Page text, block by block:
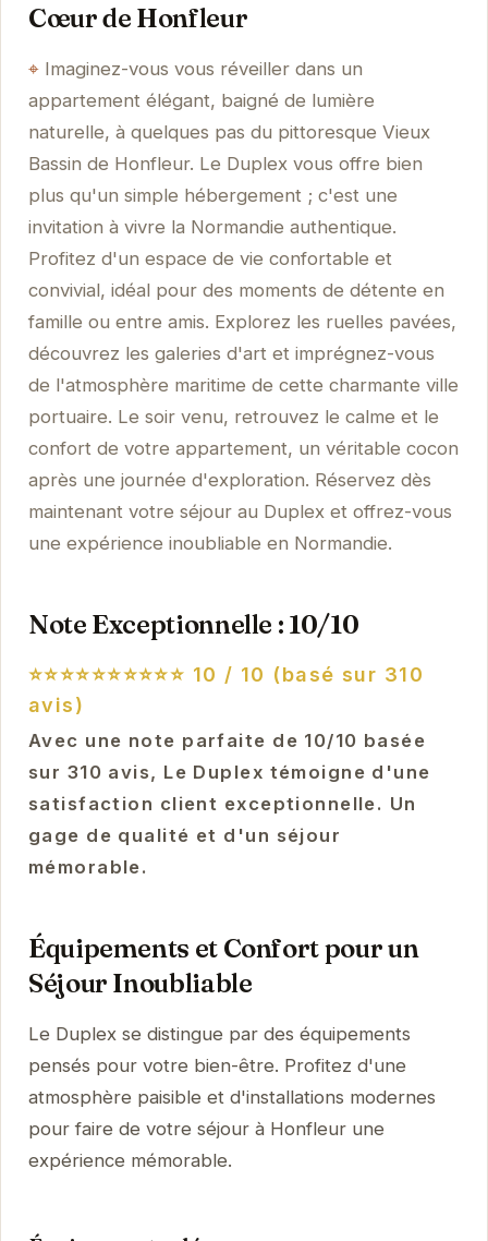
Cœur de Honfleur
Imaginez-vous vous réveiller dans un
appartement élégant, baigné de lumière
naturelle, à quelques pas du pittoresque Vieux
Bassin de Honfleur. Le Duplex vous offre bien
plus qu'un simple hébergement ; c'est une
invitation à vivre la Normandie authentique.
Profitez d'un espace de vie confortable et
convivial, idéal pour des moments de détente en
famille ou entre amis. Explorez les ruelles pavées,
découvrez les galeries d'art et imprégnez-vous
de l'atmosphère maritime de cette charmante ville
portuaire. Le soir venu, retrouvez le calme et le
confort de votre appartement, un véritable cocon
après une journée d'exploration. Réservez dès
maintenant votre séjour au Duplex et offrez-vous
une expérience inoubliable en Normandie.
Note Exceptionnelle : 10/10
⭐⭐⭐⭐⭐⭐⭐⭐⭐⭐ 10 / 10 (basé sur 310
avis)
Avec une note parfaite de 10/10 basée
sur 310 avis, Le Duplex témoigne d'une
satisfaction client exceptionnelle. Un
gage de qualité et d'un séjour
mémorable.
Équipements et Confort pour un
Séjour Inoubliable
Le Duplex se distingue par des équipements
pensés pour votre bien-être. Profitez d'une
atmosphère paisible et d'installations modernes
pour faire de votre séjour à Honfleur une
expérience mémorable.